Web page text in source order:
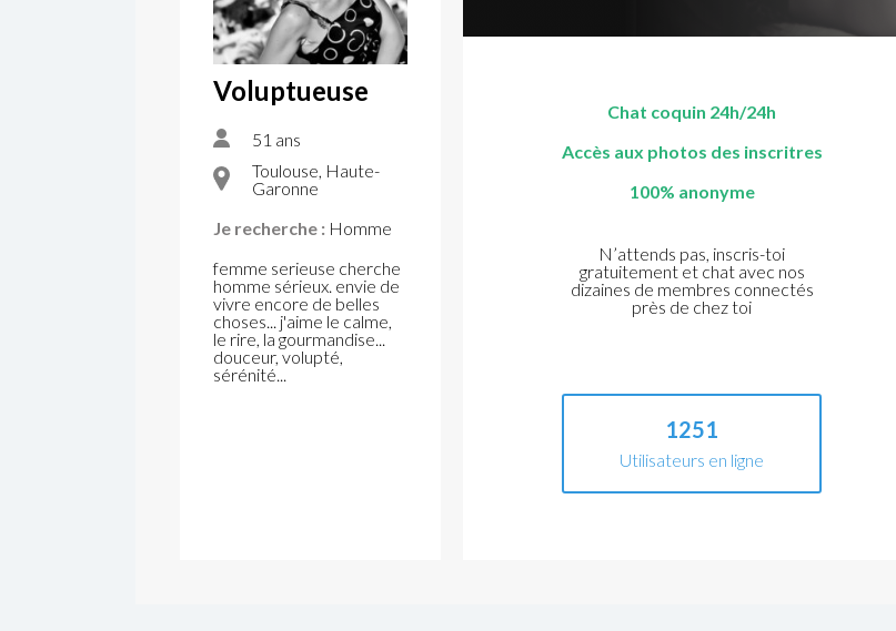
Voluptueuse
51 ans
Toulouse, Haute-
Garonne
Je recherche : Homme
femme serieuse cherche
homme sérieux. envie de
vivre encore de belles
choses... j'aime le calme,
le rire, la gourmandise...
douceur, volupté,
sérénité...
Chat coquin 24h/24h
Accès aux photos des inscritres
100% anonyme
N’attends pas, inscris-toi
gratuitement et chat avec nos
dizaines de membres connectés
près de chez toi
1251
Utilisateurs en ligne